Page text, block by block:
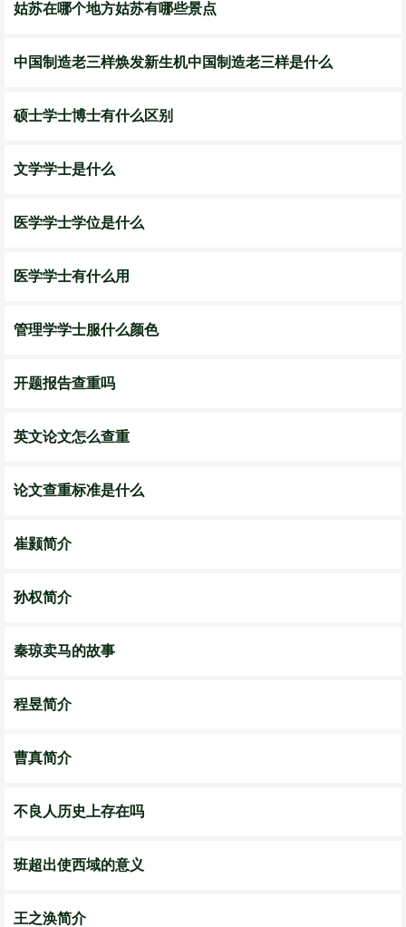
​姑苏在哪个地方姑苏有哪些景点
中国制造老三样焕发新生机中国制造老三样是什么
硕士学士博士有什么区别
文学学士是什么
医学学士学位是什么
医学学士有什么用
管理学学士服什么颜色
开题报告查重吗
英文论文怎么查重
论文查重标准是什么
崔颢简介
孙权简介
秦琼卖马的故事
程昱简介
曹真简介
不良人历史上存在吗
班超出使西域的意义
王之涣简介